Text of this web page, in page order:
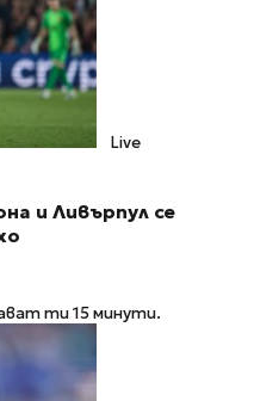
Live
и Ливърпул се
ти 15 минути.